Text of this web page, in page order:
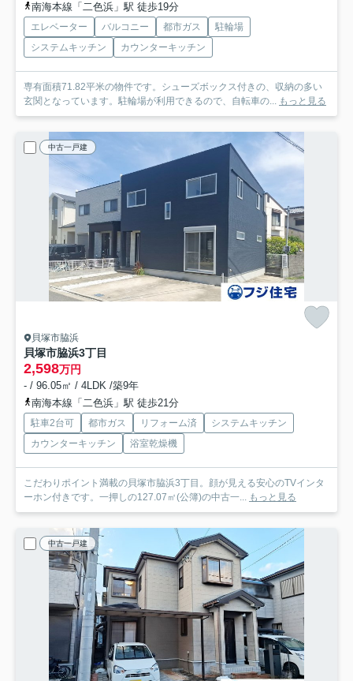
南海本線「二色浜」駅 徒歩19分
エレベーター バルコニー 都市ガス
駐輪場
システムキッチン
カウンターキッチン
専有面積71.82平米の物件です。シューズボックス付きの、収納の多い
玄関となっています。駐輪場が利用できるので、自転車の... もっと見る
中古一戸建
貝塚市脇浜
貝塚市脇浜3丁目
2,598万円
- / 96.05㎡ / 4LDK /築9年
南海本線「二色浜」駅 徒歩21分
駐車2台可 都市ガス リフォーム済
システムキッチン
カウンターキッチン
浴室乾燥機
こだわりポイント満載の貝塚市脇浜3丁目。顔が見える安心のTVインタ
ーホン付きです。一押しの127.07㎡(公簿)の中古一... もっと見る
中古一戸建